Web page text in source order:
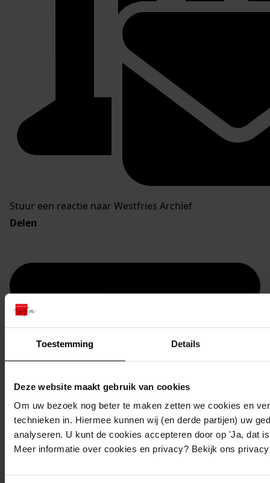
Toestemming Details
Deze website maakt gebruik van cookies
Om uw bezoek nog beter te maken zetten we cookies en
technieken in. Hiermee kunnen wij (en derde partijen) uw
analyseren. U kunt de cookies accepteren door op 'Ja, dat
Meer informatie over cookies en privacy? Bekijk ons
Stuur een reactie naar Westfries Archief
Delen